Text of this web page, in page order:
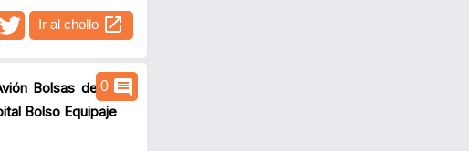
Ir al chollo open_in_new
0 comment
Bolsas de Viaje
Bolso Equipaje